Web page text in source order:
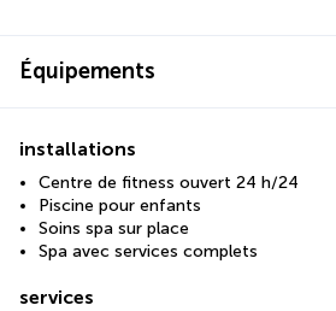
Équipements
installations
Centre de fitness ouvert 24 h/24
Piscine pour enfants
Soins spa sur place
Spa avec services complets
services